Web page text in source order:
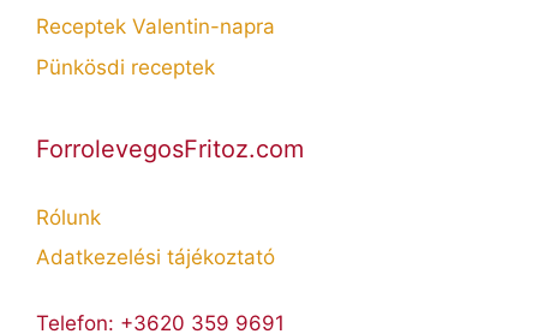
Receptek Valentin-napra
Pünkösdi receptek
ForrolevegosFritoz.com
Rólunk
Adatkezelési tájékoztató
Telefon: +3620 359 9691